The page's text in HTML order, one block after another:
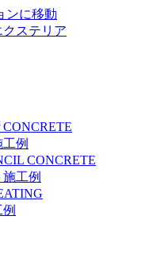
ンに移動
CONCRETE
例
CONCRETE
工例